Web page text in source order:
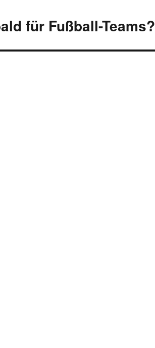
für Fußball-Teams?